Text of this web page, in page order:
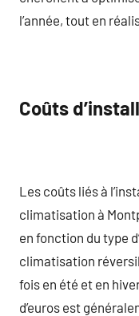
l’année, tout en
Coûts
Les coûts liés à
climatisation à
en fonction du type
climatisation
fois en été et en
d’euros est